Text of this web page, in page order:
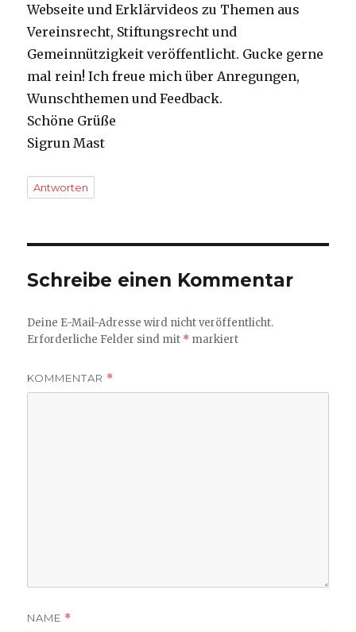
Webseite und Erklärvideos zu Themen aus
Vereinsrecht, Stiftungsrecht und
Gemeinnützigkeit veröffentlicht. Gucke gerne
mal rein! Ich freue mich über Anregungen,
Wunschthemen und Feedback.
Schöne Grüße
Sigrun Mast
Antworten
Schreibe einen Kommentar
Deine E-Mail-Adresse wird nicht veröffentlicht.
Erforderliche Felder sind mit * markiert
KOMMENTAR *
NAME *